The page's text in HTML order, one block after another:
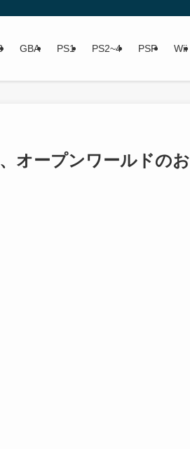
GBA PS1 PS2~4 PSP Wii
オープンワールドのお